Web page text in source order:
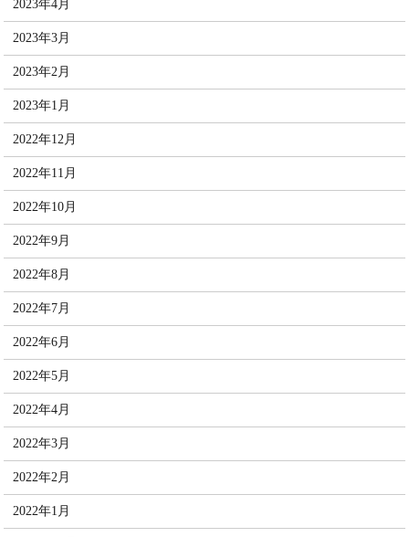
2023年4月
2023年3月
2023年2月
2023年1月
2022年12月
2022年11月
2022年10月
2022年9月
2022年8月
2022年7月
2022年6月
2022年5月
2022年4月
2022年3月
2022年2月
2022年1月